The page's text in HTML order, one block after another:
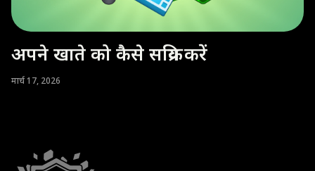
अपने खाते को कैसे सक्रिय करें
मार्च 17, 2026